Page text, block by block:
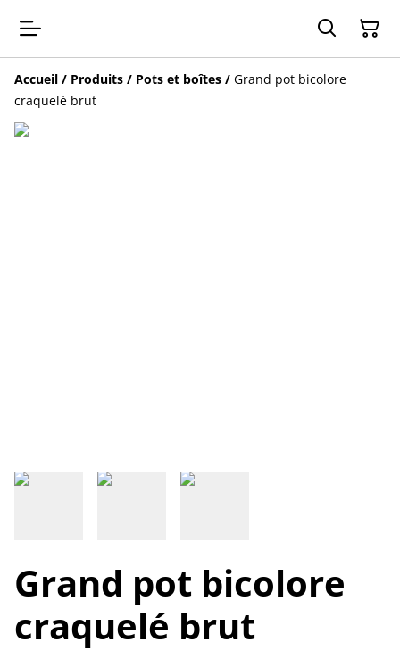
Accueil / Produits / Pots et boîtes / Grand pot bicolore
craquelé brut
Grand pot bicolore
craquelé brut